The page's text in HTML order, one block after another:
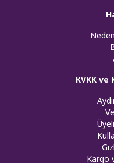
KVKK ve
Kargo